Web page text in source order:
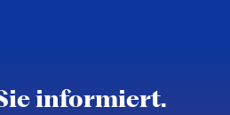
informiert.